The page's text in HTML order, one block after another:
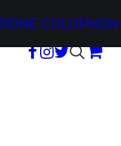
COLOPHON